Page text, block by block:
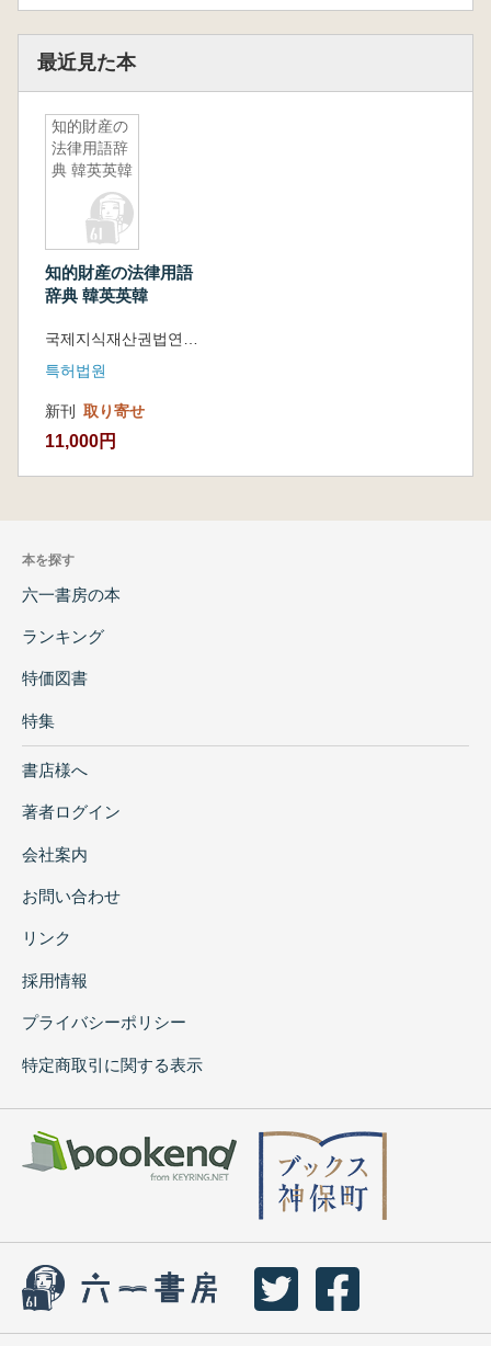
最近見た本
知的財産の
法律用語辞
典 韓英英韓
知的財産の法律用語
辞典 韓英英韓
특허법원
新刊 取り寄せ
11,000円
本を探す
六一書房の本
ランキング
特価図書
特集
書店様へ
著者ログイン
会社案内
お問い合わせ
リンク
採用情報
プライバシーポリシー
特定商取引に関する表示